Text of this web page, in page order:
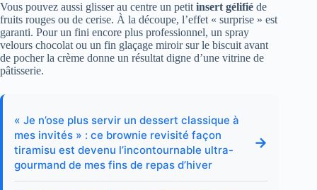
Vous pouvez aussi glisser au centre un petit insert gélifié de
fruits rouges ou de cerise. À la découpe, l’effet « surprise » est
garanti. Pour un fini encore plus professionnel, un spray
velours chocolat ou un fin glaçage miroir sur le biscuit avant
de pocher la crème donne un résultat digne d’une vitrine de
pâtisserie.
« Je n’ose plus servir un dessert classique à
mes invités » : ce brownie revisité façon
tiramisu est devenu l’incontournable ultra-
gourmand de mes fins de repas d’hiver
→